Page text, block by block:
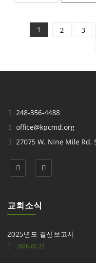
1 2 3
248-356-4488
office@kpcmd.org
27075 W. Nine Mile Rd.
교회소식
2025년도 결산보고서
2026-02-22